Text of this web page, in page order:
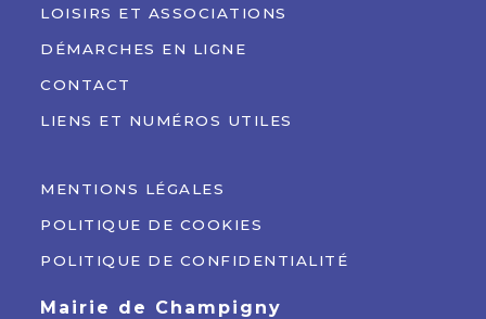
LOISIRS ET ASSOCIATIONS
DÉMARCHES EN LIGNE
CONTACT
LIENS ET NUMÉROS UTILES
MENTIONS LÉGALES
POLITIQUE DE COOKIES
POLITIQUE DE CONFIDENTIALITÉ
Mairie de Champigny